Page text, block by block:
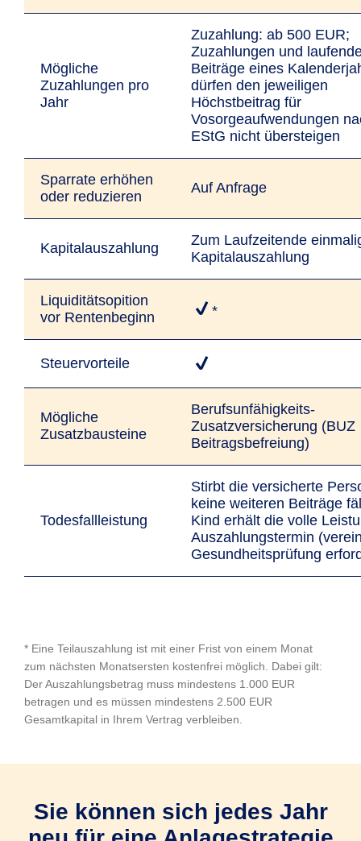
Mögliche
Zuzahlungen pro
Jahr
Zuzahlung: ab 500 EUR;
Zuzahlungen und
Beiträge eines
dürfen den jeweiligen
Höchstbeitrag für
Vosorgeaufwendungen
EStG nicht übersteigen
Sparrate erhöhen
oder reduzieren
Auf Anfrage
Kapitalauszahlung
Zum Laufzeitende
Kapitalauszahlung
Liquiditätsopition
vor Rentenbeginn
*
Steuervorteile
Mögliche
Zusatzbausteine
Berufsunfähigkeits-
Zusatzversicherung (BUZ
Beitragsbefreiung)
Todesfallleistung
Stirbt die versicherte
keine weiteren Beiträge
Kind erhält die volle
Auszahlungstermin
Gesundheitsprüfung
* Eine Teilauszahlung ist mit einer Frist von einem Monat
zum nächsten Monatsersten kostenfrei möglich. Dabei gilt:
Der Auszahlungsbetrag muss mindestens 1.000 EUR
betragen und es müssen mindestens 2.500 EUR
Gesamtkapital in Ihrem Vertrag verbleiben.
Sie können sich jedes Jahr